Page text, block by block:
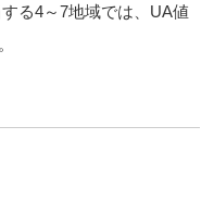
る4～7地域では、UA値